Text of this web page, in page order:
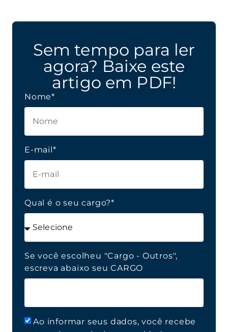
Sem tempo para ler
agora? Baixe este
artigo em PDF!
Nome*
E-mail*
Qual é o seu cargo?*
Se você escolheu "Cargo - Outros",
escreva abaixo seu CARGO
Ao informar seus dados, você recebe